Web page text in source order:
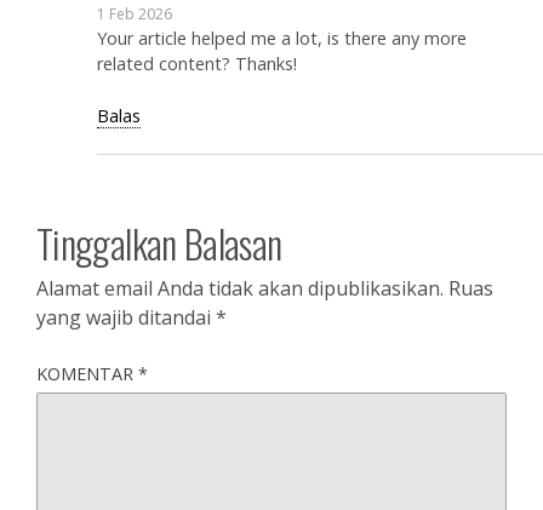
1 Feb 2026
Your article helped me a lot, is there any more
related content? Thanks!
Balas
Tinggalkan Balasan
Alamat email Anda tidak akan dipublikasikan. Ruas
yang wajib ditandai *
KOMENTAR *